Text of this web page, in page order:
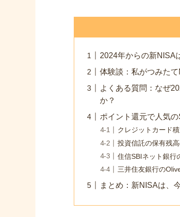
2024年からの新NISA
体験談：私がつみた
よくある質問：なぜ
か？
ポイント還元で人気
クレジットカード
投資信託の保有残
住信SBIネット銀行
三井住友銀行の
まとめ：新NISAは、